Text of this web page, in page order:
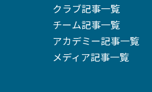
クラブ記事一覧
チーム記事一覧
アカデミー記事一覧
メディア記事一覧